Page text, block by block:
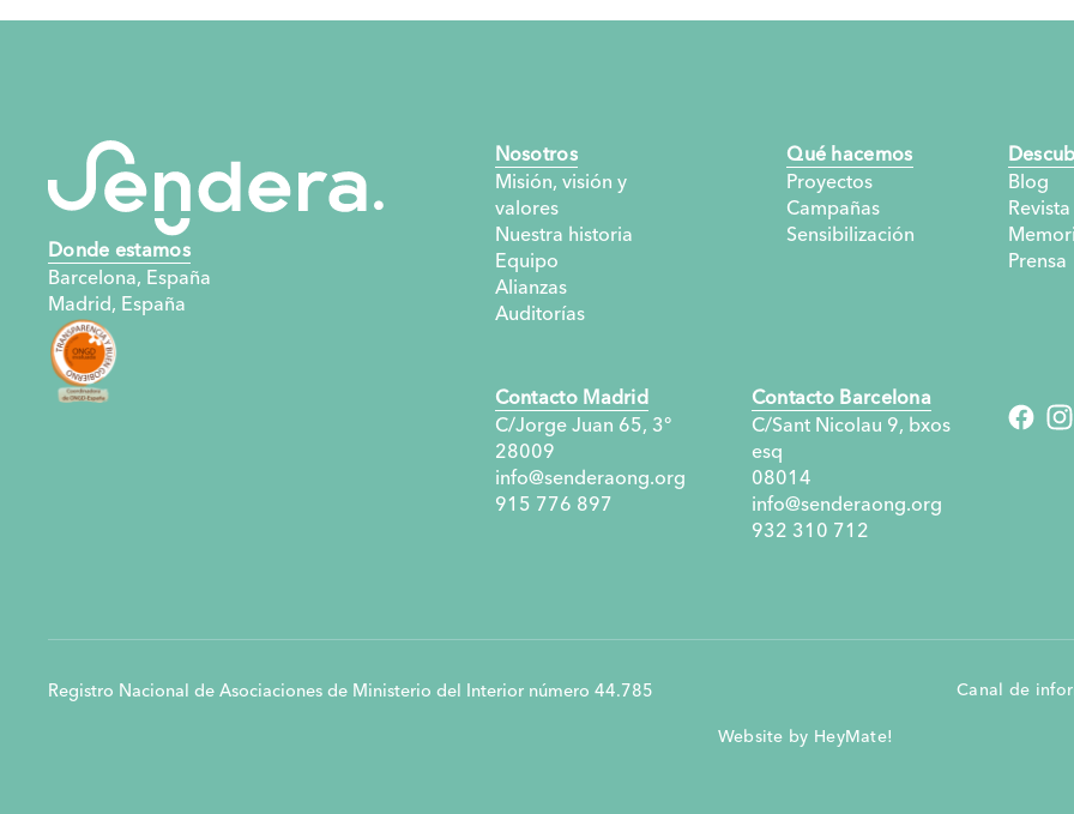
desarrollo
lecheras para un
Año Internacional
Lugares para el
palabra y la escucha
Donde estamos
Barcelona, España
Madrid, España
Nosotros
Misión, visión y
valores
Nuestra historia
Equipo
Alianzas
Auditorías
Qué hacemos
Proyectos
Campañas
Sensibilización
Blog
Revista
Prensa
Contacto Madrid
C/Jorge Juan 65, 3°
28009
info@senderaong.org
915 776 897
Contacto Barcelona
C/Sant Nicolau 9, bxos
esq
08014
info@senderaong.org
932 310 712
Registro Nacional de Asociaciones de Ministerio del Interior número 44.785 Canal de
Website by HeyMate!